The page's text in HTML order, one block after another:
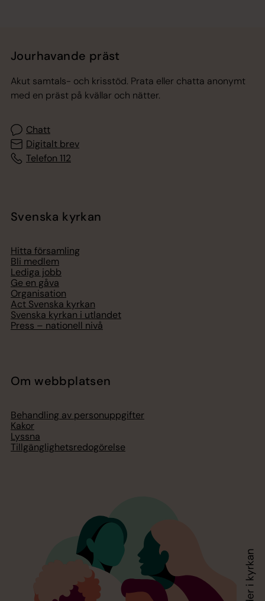
Jourhavande präst
Akut samtals- och krisstöd. Prata eller chatta anonymt
med en präst på kvällar och nätter.
Chatt
Digitalt brev
Telefon 112
Svenska kyrkan
Hitta församling
Bli medlem
Lediga jobb
Ge en gåva
Organisation
Act Svenska kyrkan
Svenska kyrkan i utlandet
Press – nationell nivå
Om webbplatsen
Behandling av personuppgifter
Kakor
Lyssna
Tillgänglighetsredogörelse